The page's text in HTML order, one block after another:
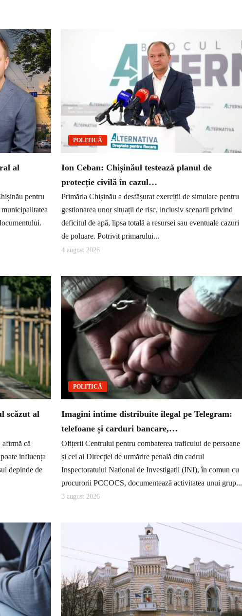
al
pentru
POLITICĂ
Ion Ceban: Chișinăul testează planul de
protecție civilă în cazul…
Primăria Chișinău a desfășurat exerciții de simulare pentru
gestionarea unor situații de risc, inclusiv scenarii privind
deficitul de apă, lipsa totală a resursei sau eventuale cazuri
de poluare. Potrivit primarului...
4 august 2026
scăzut al
că
influența
depinde de
POLITICĂ
Imagini intime distribuite ilegal pe Telegram:
telefoane și carduri bancare,…
Ofițerii Centrului pentru combaterea traficului de persoane
și cei ai Direcției de urmărire penală din cadrul
Inspectoratului Național de Investigații (INI), în comun cu
procurorii PCCOCS, documentează activitatea unui grup...
3 august 2026